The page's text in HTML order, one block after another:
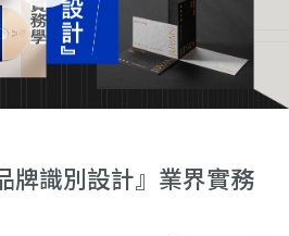
牌識別設計』業界實務